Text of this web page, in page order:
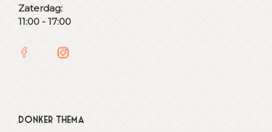
Zaterdag:
11:00 - 17:00
Donker thema